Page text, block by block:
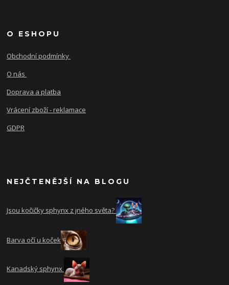
O ESHOPU
Obchodní podmínky
O nás
Doprava a platba
Vrácení zboží - reklamace
GDPR
NEJČTENĚJŠÍ NA BLOGU
Jsou kočičky sphynx z jného světa?
Barva očí u koček
Kanadský sphynx